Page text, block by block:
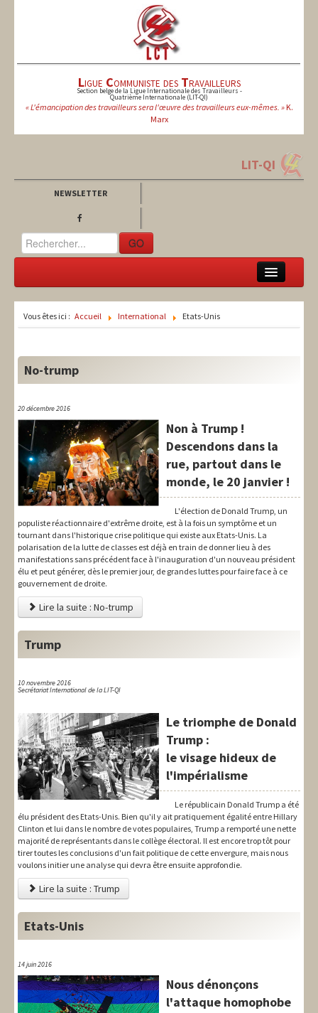
Ligue Communiste des Travailleurs
Section belge de la Ligue Internationale des Travailleurs -
Quatrième Internationale (LIT-QI)
« L'émancipation des travailleurs sera l'œuvre des travailleurs eux-mêmes. »K.
Marx
LIT-QI
NEWSLETTER
GO
Europe
International
Syndical
Social
Thèmes
Vous êtes ici : Accueil International Etats-Unis
No-trump
20 décembre 2016
Non à Trump !
Descendons dans la
rue, partout dans le
monde, le 20 janvier !
L'élection de Donald Trump, un
populiste réactionnaire d'extrême droite, est à la fois un symptôme et un
tournant dans l'historique crise politique qui existe aux Etats-Unis. La
polarisation de la lutte de classes est déjà en train de donner lieu à des
manifestations sans précédent face à l'inauguration d'un nouveau président
élu et peut générer, dès le premier jour, de grandes luttes pour faire face à ce
gouvernement de droite.
Lire la suite : No-trump
Trump
10 novembre 2016
Secrétariat International de la LIT-QI
Le triomphe de Donald
Trump :
le visage hideux de
l'impérialisme
Le républicain Donald Trump a été
élu président des Etats-Unis. Bien qu'il y ait pratiquement égalité entre Hillary
Clinton et lui dans le nombre de votes populaires, Trump a remporté une nette
majorité de représentants dans le collège électoral. Il est encore trop tôt pour
tirer toutes les conclusions d'un fait politique de cette envergure, mais nous
voulons initier une analyse qui devra être ensuite approfondie.
Lire la suite : Trump
Etats-Unis
14 juin 2016
Nous dénonçons
l'attaque homophobe